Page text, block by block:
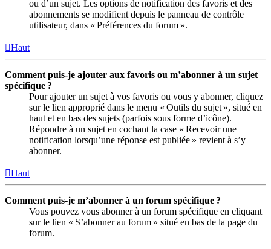
ou d’un sujet. Les options de notification des favoris et des
abonnements se modifient depuis le panneau de contrôle
utilisateur, dans « Préférences du forum ».
Haut
Comment puis-je ajouter aux favoris ou m’abonner à un sujet
spécifique ?
Pour ajouter un sujet à vos favoris ou vous y abonner, cliquez
sur le lien approprié dans le menu « Outils du sujet », situé en
haut et en bas des sujets (parfois sous forme d’icône).
Répondre à un sujet en cochant la case « Recevoir une
notification lorsqu’une réponse est publiée » revient à s’y
abonner.
Haut
Comment puis-je m’abonner à un forum spécifique ?
Vous pouvez vous abonner à un forum spécifique en cliquant
sur le lien « S’abonner au forum » situé en bas de la page du
forum.